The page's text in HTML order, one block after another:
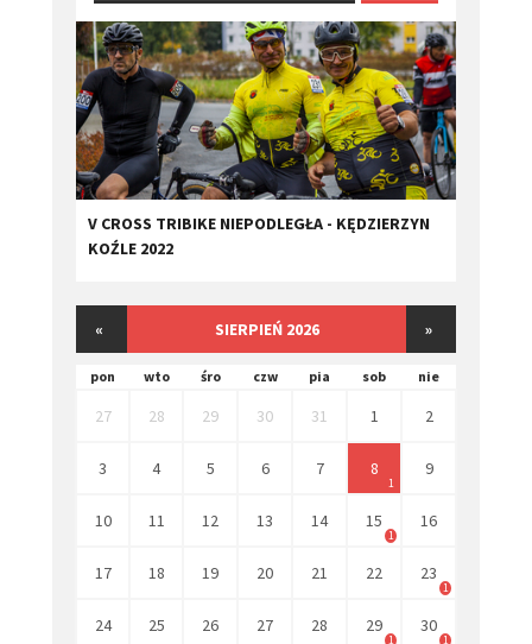
V CROSS TRIBIKE NIEPODLEGŁA - KĘDZIERZYN
KOŹLE 2022
« SIERPIEŃ 2026 »
pon wto śro czw pia sob nie
27 28 29 30 31 1 2
3 4 5 6 7 8
1
9
10 11 12 13 14 15
1
16
17 18 19 20 21 22 23
1
24 25 26 27 28 29
1
30
1